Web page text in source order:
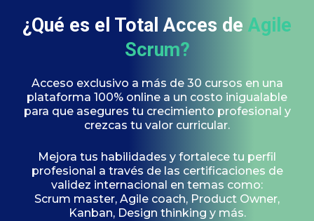
¿Qué es el Total Acces de Agile
Scrum?
Acceso exclusivo a más de 30 cursos en una
plataforma 100% online a un costo inigualable
para que asegures tu crecimiento profesional y
crezcas tu valor curricular.
Mejora tus habilidades y fortalece tu perfil
profesional a través de las certificaciones de
validez internacional en temas como:
Scrum master, Agile coach, Product Owner,
Kanban, Design thinking y más.